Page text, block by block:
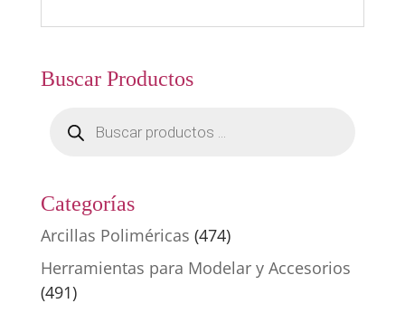
Buscar Productos
productos
Categorías
Arcillas Poliméricas (474)
Herramientas para Modelar y Accesorios
(491)